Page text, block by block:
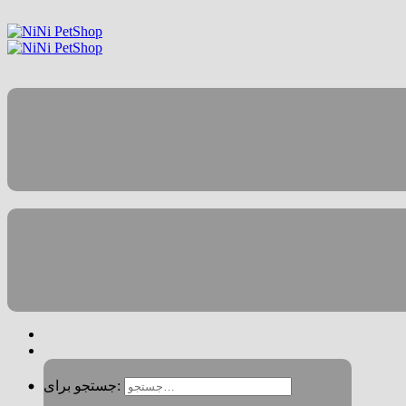
جستجو برای: